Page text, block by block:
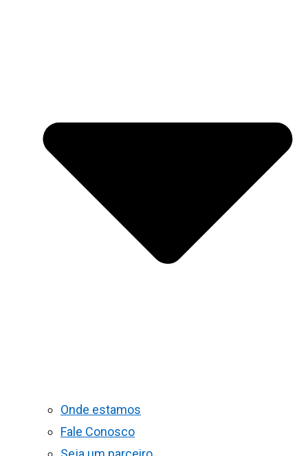
Onde estamos
Fale Conosco